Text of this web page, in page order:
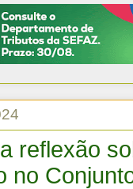
reflexão
no